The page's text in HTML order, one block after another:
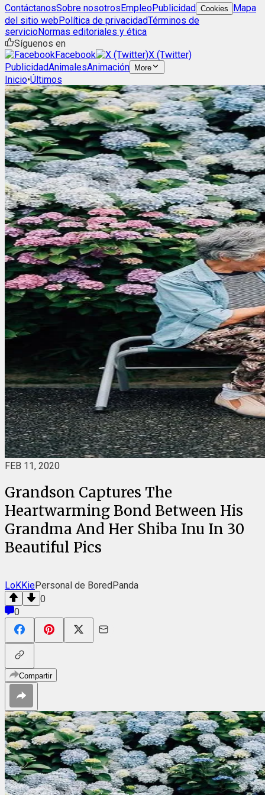
ContáctanosSobre nosotrosEmpleoPublicidad Cookies
Mapa
del sitio webPolítica de privacidadTérminos de
servicioNormas editoriales y ética
Síguenos en
Facebook
X (Twitter)
PublicidadAnimalesAnimación More
Inicio•Últimos
FEB 11, 2020
Grandson Captures The
Heartwarming Bond Between His
Grandma And Her Shiba Inu In 30
Beautiful Pics
LoKKiePersonal de BoredPanda
0
0
Compartir